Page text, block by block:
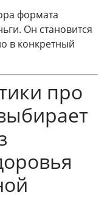
формата
Он становится
в конкретный
про